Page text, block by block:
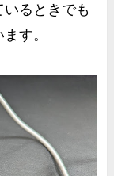
るときでも
す。